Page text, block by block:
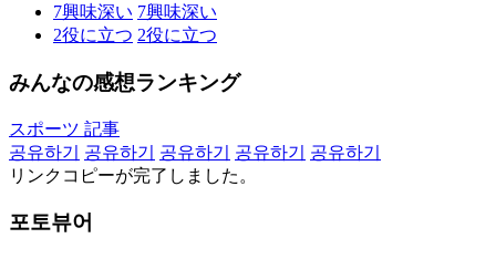
7興味深い 7興味深い
2役に立つ 2役に立つ
みんなの感想ランキング
スポーツ 記事
공유하기
공유하기 공유하기 공유하기
공유하기
リンクコピーが完了しました。
포토뷰어